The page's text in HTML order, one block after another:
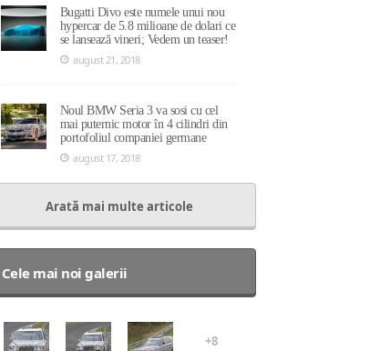
Bugatti Divo este numele unui nou
hypercar de 5.8 milioane de dolari ce
se lansează vineri; Vedem un teaser!
august 21, 2018
Noul BMW Seria 3 va sosi cu cel
mai puternic motor în 4 cilindri din
portofoliul companiei germane
august 17, 2018
Arată mai multe articole
Cele mai noi galerii
+8